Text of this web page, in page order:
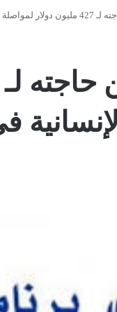
في اليمن